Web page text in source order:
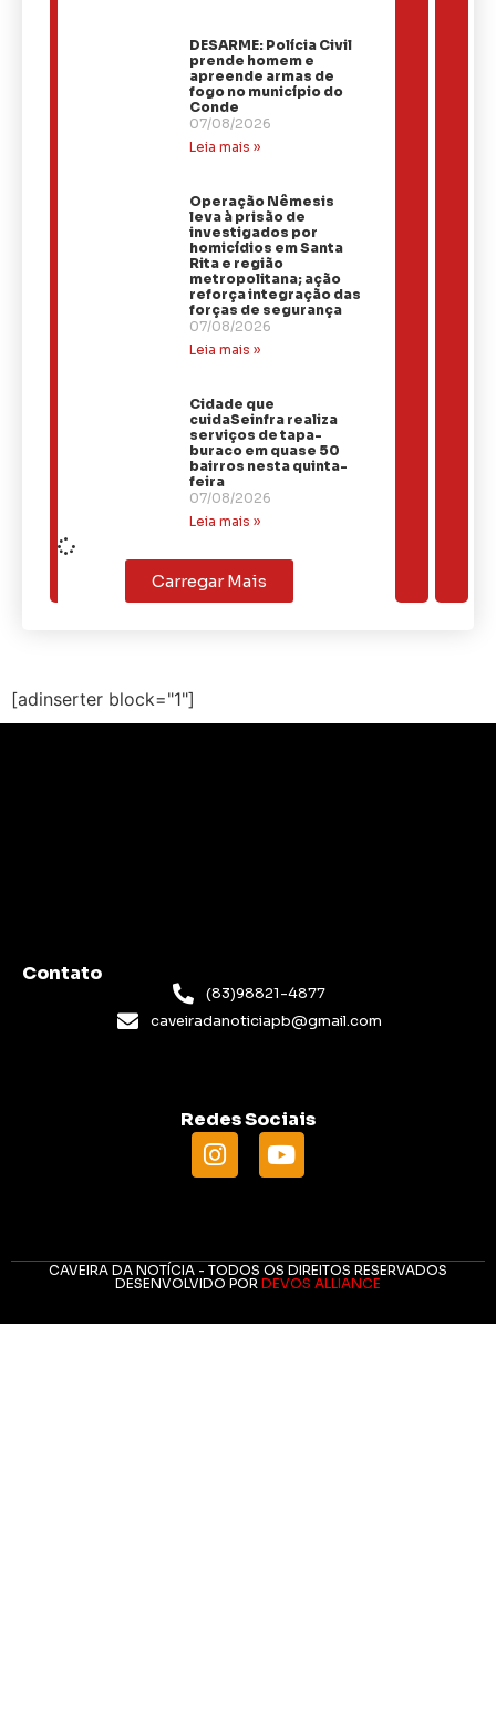
DESARME: Polícia Civil
prende homem e
apreende armas de
fogo no município do
Conde
07/08/2026
Leia mais »
Operação Nêmesis
leva à prisão de
investigados por
homicídios em Santa
Rita e região
metropolitana; ação
reforça integração das
forças de segurança
07/08/2026
Leia mais »
Cidade que
cuidaSeinfra realiza
serviços de tapa-
buraco em quase 50
bairros nesta quinta-
feira
07/08/2026
Leia mais »
Carregar Mais
[adinserter block="1"]
Contato
(83)98821-4877
caveiradanoticiapb@gmail.com
Redes Sociais
CAVEIRA DA NOTÍCIA - TODOS OS DIREITOS RESERVADOS
DESENVOLVIDO POR DEVOS ALLIANCE